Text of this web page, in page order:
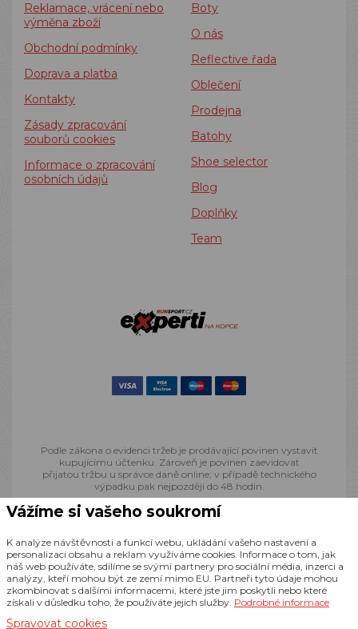
Reklamace, vrácení nebo
výměna zboží
Obchodní podmínky
Doprava a platba
Kontakty
Zásady zpracování
souborů cookies
Informace o zpracování
osobních údajů
Boty
O nás
Reflective řada
Oblečení
Prodejna
Batohy
Shoe selector
Blog
Doplňky
Team
Podle zákona o evidenci tržeb je prodávající povinen vystavit
kupujícímu účtenku. Zároveň je povinen zaevidovat
přijatou tržbu u správce daně online; v případě technického
výpadku pak nejpozději do 48 hodin.
RealizaceCZECHGROUP.cz
Vážíme si vašeho soukromí
K analýze návštěvnosti a funkcí webu, ukládání vašeho nastavení a
personalizaci obsahu a reklam využíváme cookies. Informace o tom, jak
náš web používáte, sdílíme se svými partnery pro sociální média, inzerci a
analýzy, kteří mohou být ze zemí mimo EU. Partneři tyto údaje mohou
zkombinovat s dalšími informacemi, které jste jim poskytli nebo které
získali v důsledku toho, že používáte jejich služby. Podrobné informace
Spravovat cookies